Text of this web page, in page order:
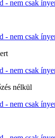
nélkül